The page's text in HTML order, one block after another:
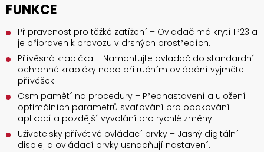
FUNKCE
Připravenost pro těžké zatížení – Ovladač má krytí IP23 a
je připraven k provozu v drsných prostředích.
Přívěsná krabička – Namontujte ovladač do standardní
ochranné krabičky nebo při ručním ovládání vyjměte
přívěšek.
Osm pamětí na procedury – Přednastavení a uložení
optimálních parametrů svařování pro opakování
aplikací a pozdější vyvolání pro rychlé změny.
Uživatelsky přívětivé ovládací prvky – Jasný digitální
displej a ovládací prvky usnadňují nastavení.